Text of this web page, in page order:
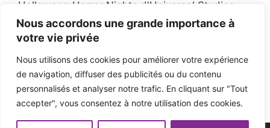
Nous accordons une grande importance à
votre vie privée
Nous utilisons des cookies pour améliorer votre expérience
de navigation, diffuser des publicités ou du contenu
personnalisés et analyser notre trafic. En cliquant sur "Tout
accepter", vous consentez à notre utilisation des cookies.
Halloween Horror Nights d'Universal Studios
Afroman poursuit un policier de l'Ohio après la
victoire du jury en diffamation